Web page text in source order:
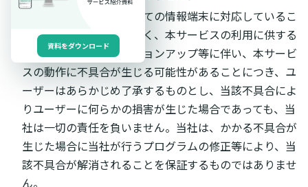
当社は、本サービスが全ての情報端末に対応しているこ
とを保証するものではなく、本サービスの利用に供する
情報端末のＯＳのバージョンアップ等に伴い、本サービ
スの動作に不具合が生じる可能性があることにつき、ユ
ーザーはあらかじめ了承するものとし、当該不具合によ
りユーザーに何らかの損害が生じた場合であっても、当
社は一切の責任を負いません。当社は、かかる不具合が
生じた場合に当社が行うプログラムの修正等により、当
該不具合が解消されることを保証するものではありませ
ん。
資料をダウンロード